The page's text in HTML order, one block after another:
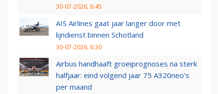
30-07-2026, 6:45
AIS Airlines gaat jaar langer door met
lijndienst binnen Schotland
30-07-2026, 6:30
Airbus handhaaft groeiprognoses na sterk
halfjaar: eind volgend jaar 75 A320neo’s
per maand